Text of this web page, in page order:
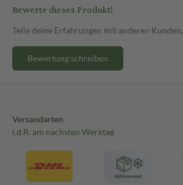
Bewerte dieses Produkt!
Teile deine Erfahrungen mit anderen Kunden.
Bewertung schreiben
Versandarten
i.d.R. am nächsten Werktag